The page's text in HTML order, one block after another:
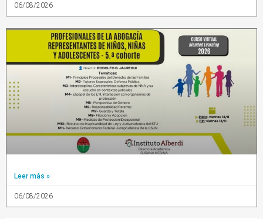
06/08/2026
Leer más »
06/08/2026